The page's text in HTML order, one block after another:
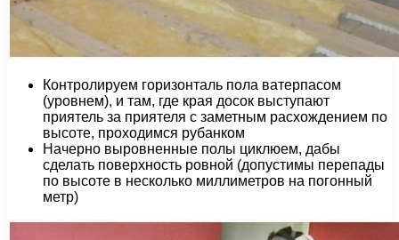
Контролируем горизонталь пола ватерпасом
(уровнем), и там, где края досок выступают
приятель за приятеля с заметным расхождением по
высоте, проходимся рубанком
Начерно выровненные полы циклюем, дабы
сделать поверхность ровной (допустимы перепады
по высоте в несколько миллиметров на погонный
метр)